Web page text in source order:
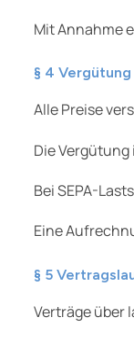
Mit Annahme
§ 4
Alle Preise
Die
Bei SEPA-
Eine
§ 5
Verträge über